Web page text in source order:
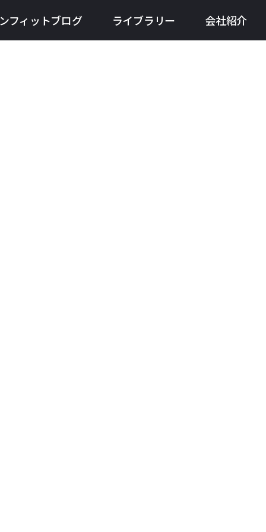
フィットブログ ライブラリー 会社紹介